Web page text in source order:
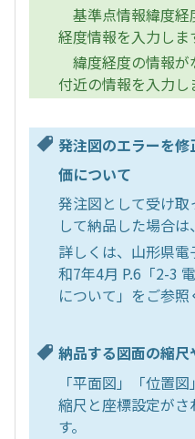
基準点情報緯度経
経度情報を入力しま
緯度経度の情報が
付近の情報を入力し
発注図のエラーを
価について
発注図として受け
して納品した場合は
詳しくは、山形県
和7年4月 P.6「2-3
について」をご参照
納品する図面の縮
「平面図」「位置
縮尺と座標設定が
す。